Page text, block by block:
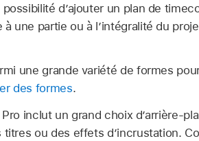
d’ajouter un plan de
une partie ou à l’intégralité du
une grande variété de formes
des formes.
Pro inclut un grand choix d’arrière-
ou des effets d’incrustation.